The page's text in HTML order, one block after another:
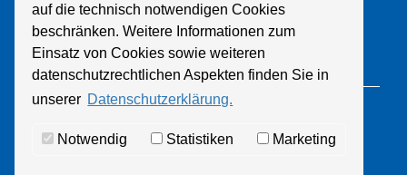
auf die technisch notwendigen Cookies
beschränken. Weitere Informationen zum
Einsatz von Cookies sowie weiteren
datenschutzrechtlichen Aspekten finden Sie in
unserer Datenschutzerklärung.
Notwendig Statistiken Marketing
E-Mail
Mail schreiben